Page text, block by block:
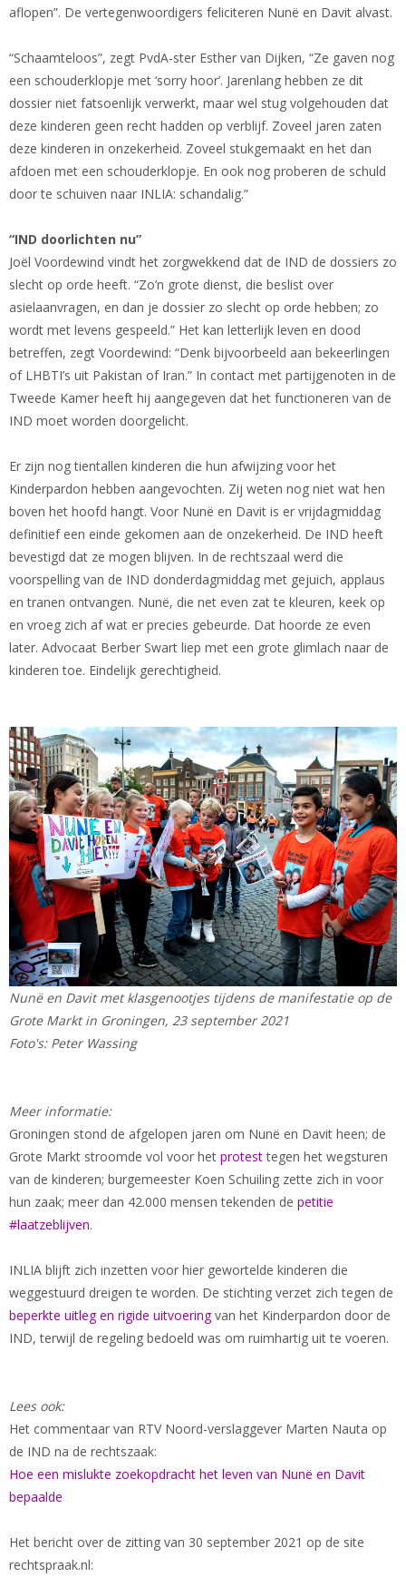
aflopen”. De vertegenwoordigers feliciteren Nunë en Davit alvast.
“Schaamteloos”, zegt PvdA-ster Esther van Dijken, “Ze gaven nog
een schouderklopje met ‘sorry hoor’. Jarenlang hebben ze dit
dossier niet fatsoenlijk verwerkt, maar wel stug volgehouden dat
deze kinderen geen recht hadden op verblijf. Zoveel jaren zaten
deze kinderen in onzekerheid. Zoveel stukgemaakt en het dan
afdoen met een schouderklopje. En ook nog proberen de schuld
door te schuiven naar INLIA: schandalig.”
“IND doorlichten nu”
Joël Voordewind vindt het zorgwekkend dat de IND de dossiers zo
slecht op orde heeft. “Zo’n grote dienst, die beslist over
asielaanvragen, en dan je dossier zo slecht op orde hebben; zo
wordt met levens gespeeld.” Het kan letterlijk leven en dood
betreffen, zegt Voordewind: “Denk bijvoorbeeld aan bekeerlingen
of LHBTI’s uit Pakistan of Iran.” In contact met partijgenoten in de
Tweede Kamer heeft hij aangegeven dat het functioneren van de
IND moet worden doorgelicht.
Er zijn nog tientallen kinderen die hun afwijzing voor het
Kinderpardon hebben aangevochten. Zij weten nog niet wat hen
boven het hoofd hangt. Voor Nunë en Davit is er vrijdagmiddag
definitief een einde gekomen aan de onzekerheid. De IND heeft
bevestigd dat ze mogen blijven. In de rechtszaal werd die
voorspelling van de IND donderdagmiddag met gejuich, applaus
en tranen ontvangen. Nunë, die net even zat te kleuren, keek op
en vroeg zich af wat er precies gebeurde. Dat hoorde ze even
later. Advocaat Berber Swart liep met een grote glimlach naar de
kinderen toe. Eindelijk gerechtigheid.
Nunë en Davit met klasgenootjes tijdens de manifestatie op de
Grote Markt in Groningen, 23 september 2021
Foto's: Peter Wassing
Meer informatie:
Groningen stond de afgelopen jaren om Nunë en Davit heen; de
Grote Markt stroomde vol voor het protesttegen het wegsturen
van de kinderen; burgemeester Koen Schuiling zette zich in voor
hun zaak; meer dan 42.000 mensen tekenden de petitie
#laatzeblijven.
INLIA blijft zich inzetten voor hier gewortelde kinderen die
weggestuurd dreigen te worden. De stichting verzet zich tegen de
beperkte uitleg en rigide uitvoeringvan het Kinderpardon door de
IND, terwijl de regeling bedoeld was om ruimhartig uit te voeren.
Lees ook:
Het commentaar van RTV Noord-verslaggever Marten Nauta op
de IND na de rechtszaak:
Hoe een mislukte zoekopdracht het leven van Nunë en Davit
bepaalde
Het bericht over de zitting van 30 september 2021 op de site
rechtspraak.nl: